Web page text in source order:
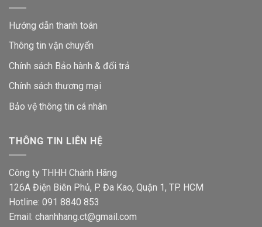
Hướng dẫn thanh toán
Thông tin vận chuyển
Chính sách Bảo hành & đổi trả
Chính sách thương mại
Bảo vệ thông tin cá nhân
THÔNG TIN LIÊN HỆ
Công ty THHH Chánh Hãng
126A Điện Biên Phủ, P. Đa Kao, Quận 1, TP. HCM
Hotline: 091 8840 853
Email: chanhhang.ct@gmail.com